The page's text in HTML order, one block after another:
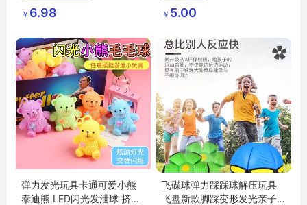
儿童益智力兼容乐高
玩具DIY礼
￥ 6.98
宝宝训练增高器
￥ 5.00
弹力发光玩具卡通可爱小熊
泰迪熊 LED闪光发泄球 挤压
飞碟球弹力踩踩球解压玩具
飞盘新款脚踩变形发光亲子